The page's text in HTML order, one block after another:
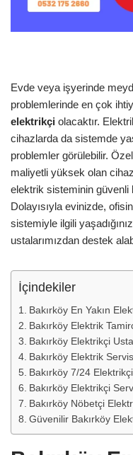
Evde veya işyerinde
problemlerinde en çok
elektrikçi olacaktır.
cihazlarda da sistemde
problemler görülebilir.
maliyetli yüksek olan
elektrik sisteminin güvenli
Dolayısıyla evinizde,
sistemiyle ilgili
ustalarımızdan destek
İçindekiler
Bakırköy En Yakın
Bakırköy Elektrik
Bakırköy Elektrikçi
Bakırköy Elektrik
Bakırköy 7/24 Elektrikçi
Bakırköy Elektrikçi
Bakırköy Nöbetçi
Güvenilir Bakırköy